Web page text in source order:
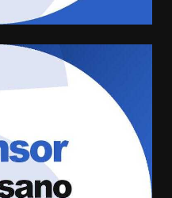
d’Italia,
in Consiglio
08:00
comuni e
attiva: online
la gestione
Villetta di